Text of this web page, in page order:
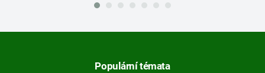
Populární témata